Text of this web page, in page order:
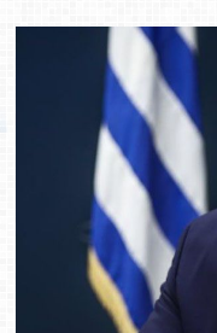
είναι
σχέδιο
εμβολιασμού
του
πληθυσμού
της
χώρας